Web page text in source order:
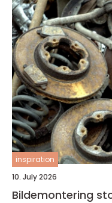
inspiration
10. July 2026
Bildemontering stockholm så